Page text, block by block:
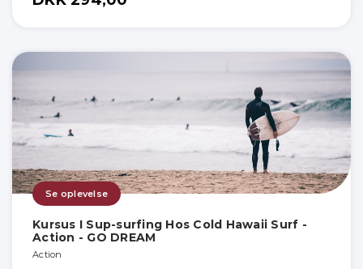
Se oplevelse
Kursus I Sup-surfing Hos Cold Hawaii Surf -
Action - GO DREAM
Action